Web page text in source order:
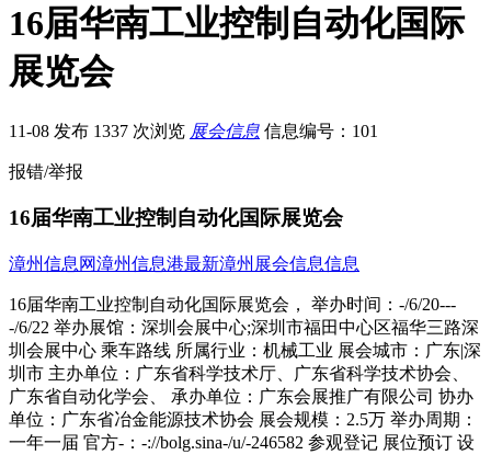
16届华南工业控制自动化国际
展览会
11-08 发布 1337 次浏览 展会信息 信息编号：101
报错/举报
16届华南工业控制自动化国际展览会
漳州信息网漳州信息港最新漳州展会信息信息
16届华南工业控制自动化国际展览会， 举办时间：-/6/20---
-/6/22 举办展馆：深圳会展中心;深圳市福田中心区福华三路深
圳会展中心 乘车路线 所属行业：机械工业 展会城市：广东|深
圳市 主办单位：广东省科学技术厅、广东省科学技术协会、
广东省自动化学会、 承办单位：广东会展推广有限公司 协办
单位：广东省冶金能源技术协会 展会规模：2.5万 举办周期：
一年一届 官方-：-://bolg.sina-/u/-246582 参观登记 展位预订 设